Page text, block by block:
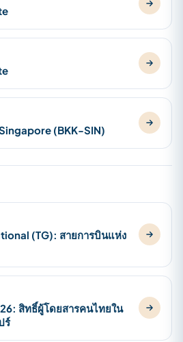
(BKK-SIN)
(TG): สายการบินแห่ง
สิทธิ์ผู้โดยสารคนไทยใน
ร์